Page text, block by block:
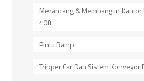
Merancang & Membangun
40ft
Pintu Ramp
Tripper Car Dan Sistem Konveyor